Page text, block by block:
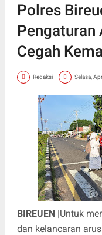
Polres
Pengaturan
Cegah
Redaksi Selasa,
BIREUEN|Untuk
dan kelancaran